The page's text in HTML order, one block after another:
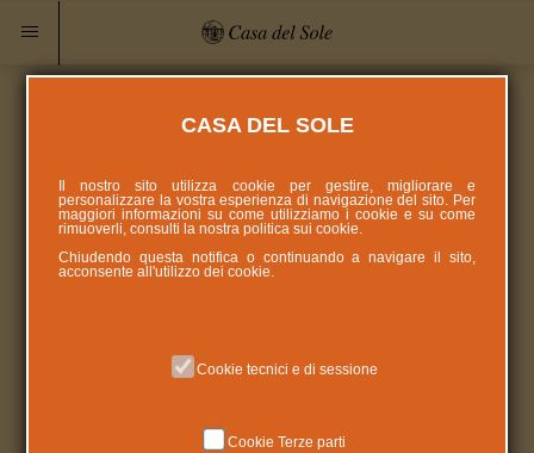
CASA DEL SOLE
Il nostro sito utilizza cookie per gestire, migliorare e
personalizzare la vostra esperienza di navigazione del sito. Per
maggiori informazioni su come utilizziamo i cookie e su come
rimuoverli, consulti la nostra politica suicookie
Chiudendo questa notifica o continuando a navigare il sito,
acconsente all'utilizzo dei cookie.
Cookie tecnici e di sessione
Cookie Terze parti